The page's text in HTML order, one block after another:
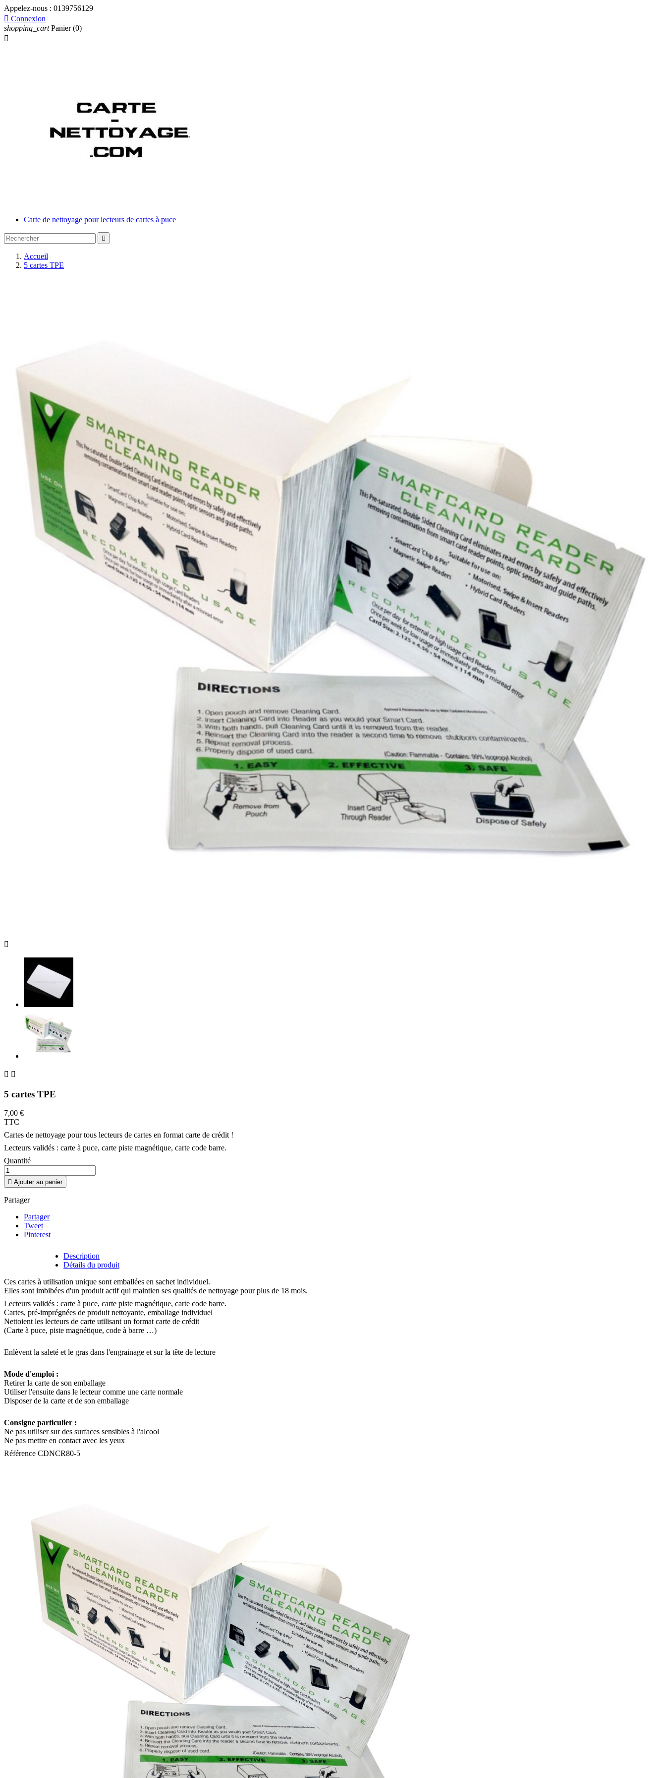
Appelez-nous : 0139756129
 Connexion
shopping_cart Panier (0)

Carte de nettoyage pour lecteurs de cartes à puce

Accueil
5 cartes TPE

 
5 cartes TPE
7,00 €
TTC
Cartes de nettoyage pour tous lecteurs de cartes en format carte de crédit !
Lecteurs validés : carte à puce, carte piste magnétique, carte code barre.
Quantité
 Ajouter au panier
Partager
Partager
Tweet
Pinterest
Description
Détails du produit
Ces cartes à utilisation unique sont emballées en sachet individuel.
Elles sont imbibées d'un produit actif qui maintien ses qualités de nettoyage pour plus de 18 mois.
Lecteurs validés : carte à puce, carte piste magnétique, carte code barre.
Cartes, pré-imprégnées de produit nettoyante, emballage individuel
Nettoient les lecteurs de carte utilisant un format carte de crédit
(Carte à puce, piste magnétique, code à barre …)
Enlèvent la saleté et le gras dans l'engrainage et sur la tête de lecture
Mode d'emploi :
Retirer la carte de son emballage
Utiliser l'ensuite dans le lecteur comme une carte normale
Disposer de la carte et de son emballage
Consigne particulier :
Ne pas utiliser sur des surfaces sensibles à l'alcool
Ne pas mettre en contact avec les yeux
Référence CDNCR80-5